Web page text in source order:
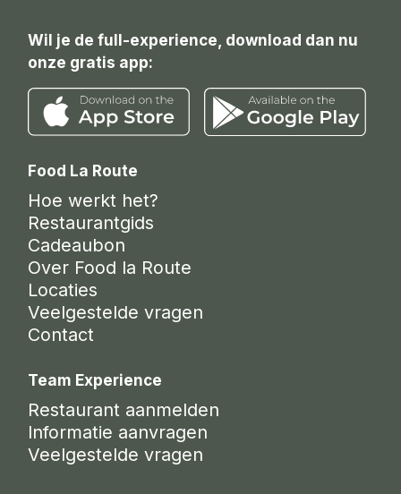
Wil je de full-experience, download dan nu
onze gratis app:
Food La Route
Hoe werkt het?
Restaurantgids
Cadeaubon
Over Food la Route
Locaties
Veelgestelde vragen
Contact
Team Experience
Restaurant aanmelden
Informatie aanvragen
Veelgestelde vragen